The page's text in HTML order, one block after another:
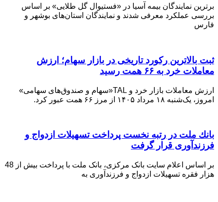
برترین نمایندگان بیمه آسیا در «فستیوال گل طلایی» بر اساس
بررسی عملکرد معرفی شدند و نمایندگان استان‌های بوشهر و
فارس
ثبت بالاترین رکورد تاریخی در بازار سهام؛ ارزش
معاملات خرد به ۶۶ همت رسید
ارزش معاملات بازار خرد و TAL«سهام و صندوق‌های سهامی»
امروز، یک‌شنبه ۱۸ مرداد ۱۴۰۵ از مرز ۶۶ همت عبور کرد.
بانك ملت در رتبه نخست پرداخت تسهیلات ازدواج و
فرزندآوری قرار گرفت
بر اساس اعلام سایت بانک مرکزی، بانک ملت با پرداخت بیش از 48
هزار فقره تسهیلات ازدواج و فرزندآوری به